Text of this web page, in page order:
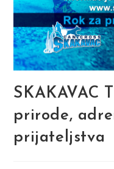
SKAKAVAC
prirode,
prijateljstva